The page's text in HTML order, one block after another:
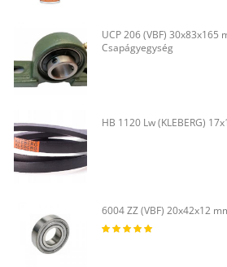
UCP 206 (VBF) 30x83x165
Csapágyegység
HB 1120 Lw (KLEBERG)
6004 ZZ (VBF) 20x42x12